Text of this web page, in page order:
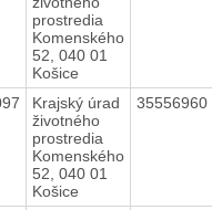
prostredia
Komenského
52, 040 01
Košice
Krajský úrad
životného
prostredia
Komenského
52, 040 01
Košice
35556960